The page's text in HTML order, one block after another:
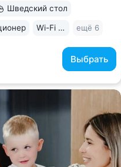
Выбрать
Шведский стол
Wi-Fi в номерах ещё 6